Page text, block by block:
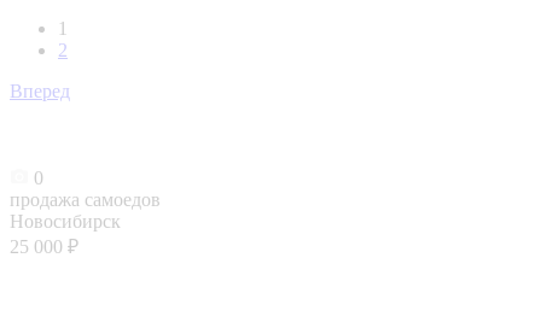
1
2
Вперед
0
продажа самоедов
Новосибирск
25 000 ₽